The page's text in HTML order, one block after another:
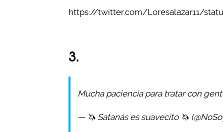
https://twitter.com/Loresalazar11/
3.
Mucha paciencia para tratar con
— 🦄 Satanás es suavecito 🦄